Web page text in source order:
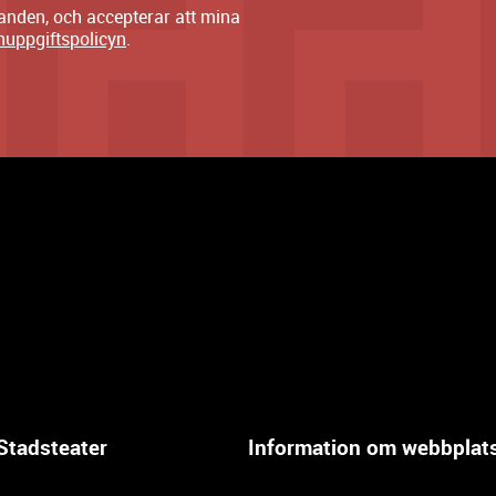
och accepterar att mina
.
Information om